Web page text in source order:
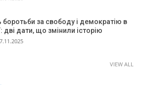
боротьби за свободу і демократію в
дві дати, що змінили історію
VIEW ALL